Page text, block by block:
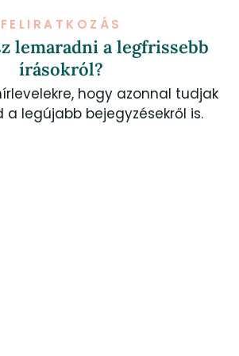
FELIRATKOZÁS
lemaradni a legfrissebb
írásokról?
hogy azonnal tudjak
a legújabb bejegyzésekről is.